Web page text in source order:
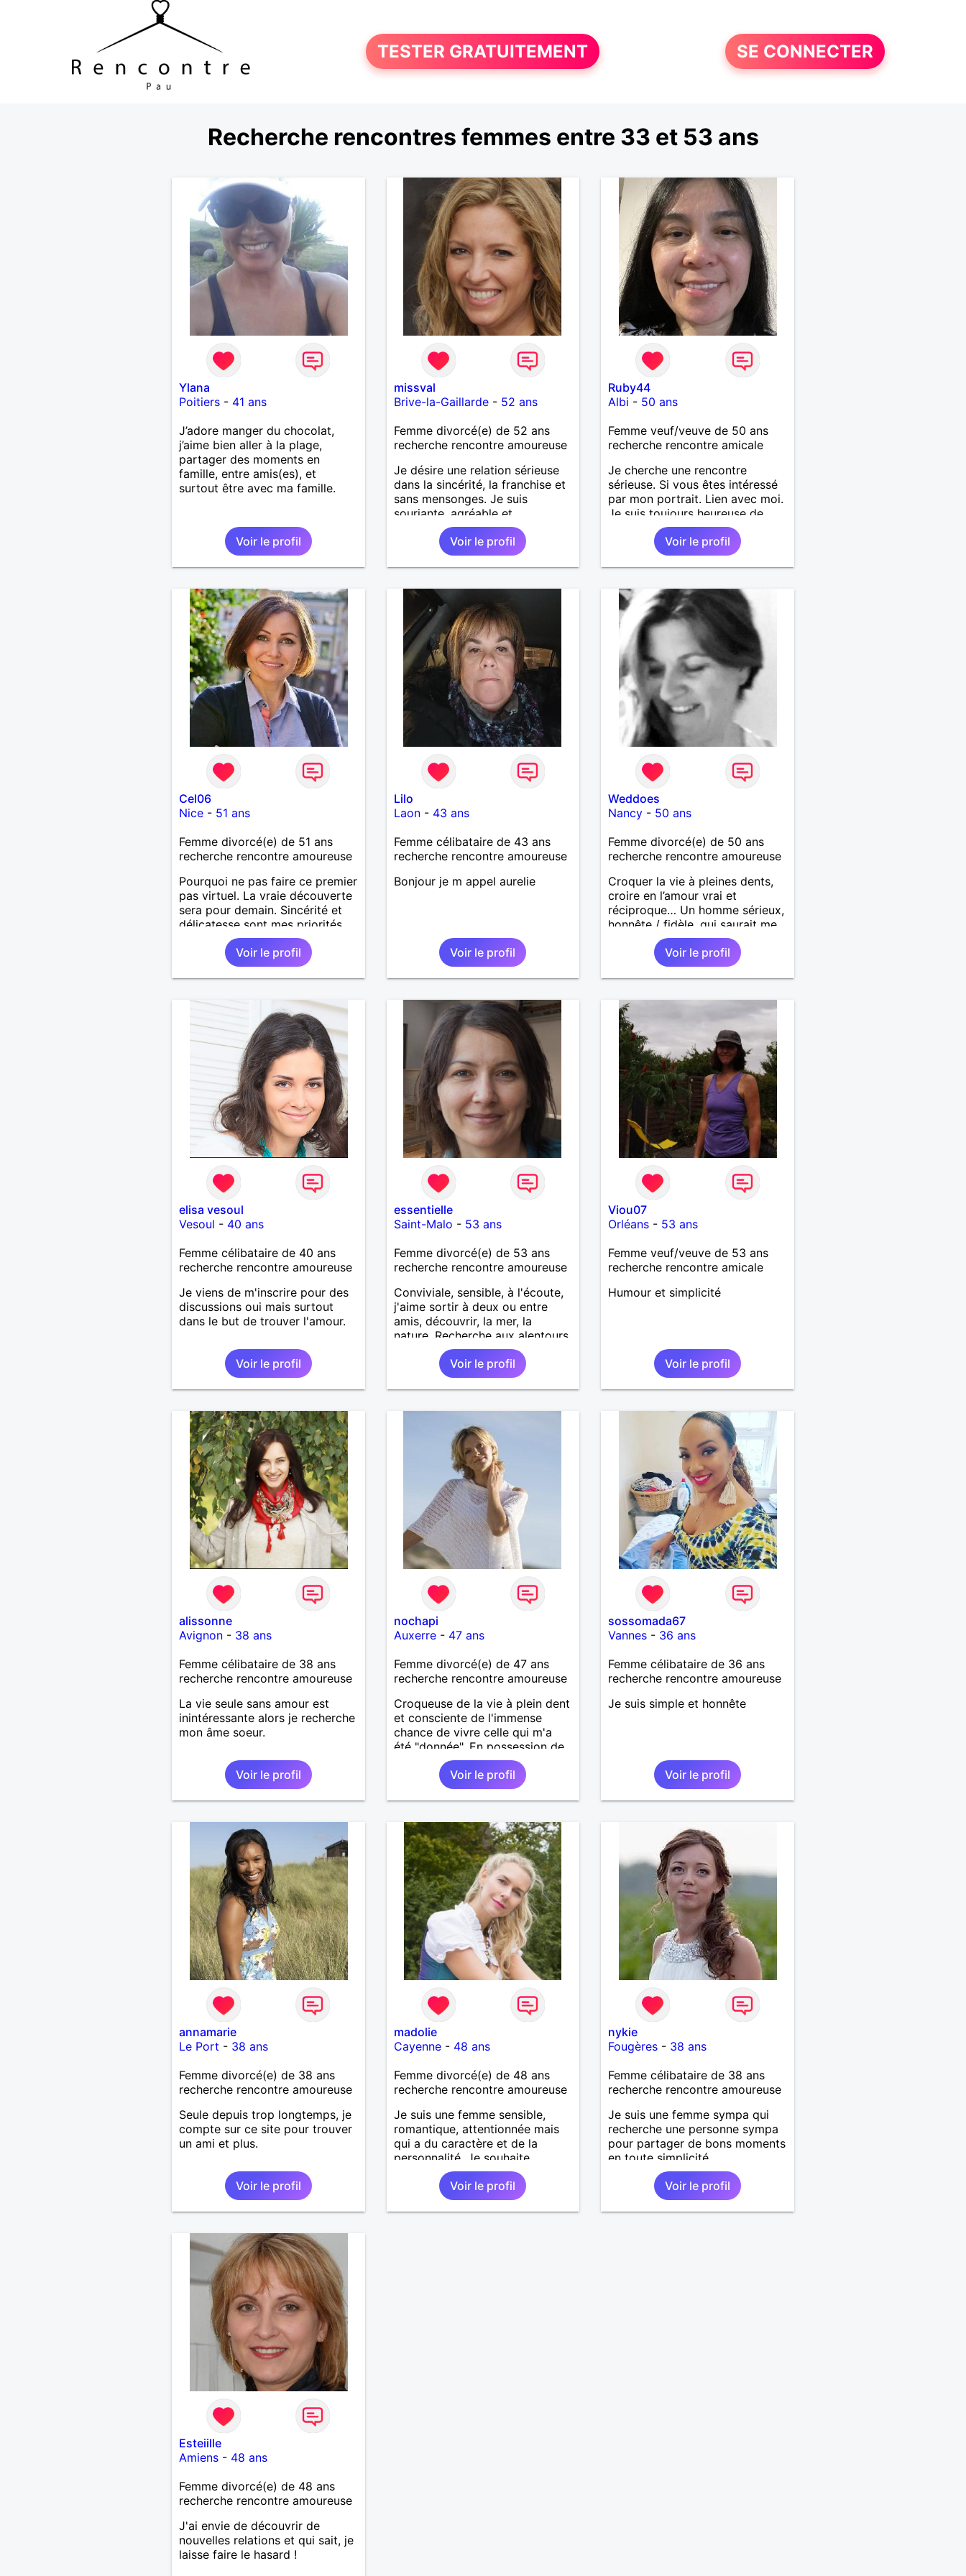
TESTER GRATUITEMENT SE CONNECTER
Recherche rencontres femmes entre 33 et 53 ans
Ylana
Poitiers- 41 ans
J’adore manger du chocolat,
j’aime bien aller à la plage,
partager des moments en
famille, entre amis(es), et
surtout être avec ma famille.
Voir le profil
missval
Brive-la-Gaillarde- 52 ans
Femme divorcé(e) de 52 ans
recherche rencontre amoureuse
Je désire une relation sérieuse
dans la sincérité, la franchise et
sans mensonges. Je suis
souriante, agréable et
respectueuse tout en désirant
passer de bons moments de
complicité avec un homme
voulant aller dans la même
Voir le profil
Ruby44
Albi - 50 ans
Femme veuf/veuve de 50 ans
recherche rencontre amicale
Je cherche une rencontre
sérieuse. Si vous êtes intéressé
par mon portrait. Lien avec moi.
Je suis toujours heureuse de
vous accueillir.
Voir le profil
Cel06
Nice- 51 ans
Femme divorcé(e) de 51 ans
recherche rencontre amoureuse
Pourquoi ne pas faire ce premier
pas virtuel. La vraie découverte
sera pour demain. Sincérité et
délicatesse sont mes priorités.
Voir le profil
Lilo
Laon- 43 ans
Femme célibataire de 43 ans
recherche rencontre amoureuse
Bonjour je m appel aurelie
Voir le profil
Weddoes
Nancy - 50 ans
Femme divorcé(e) de 50 ans
recherche rencontre amoureuse
Croquer la vie à pleines dents,
croire en l’amour vrai et
réciproque… Un homme sérieux,
honnête / fidèle, qui saurait me
faire rire à nouveau, est le bien
Voir le profil
elisa vesoul
Vesoul - 40 ans
Femme célibataire de 40 ans
recherche rencontre amoureuse
Je viens de m'inscrire pour des
discussions oui mais surtout
dans le but de trouver l'amour.
Voir le profil
essentielle
Saint-Malo - 53 ans
Femme divorcé(e) de 53 ans
recherche rencontre amoureuse
Conviviale, sensible, à l'écoute,
j'aime sortir à deux ou entre
amis, découvrir, la mer, la
nature. Recherche aux alentours
de Saint-Malo
Voir le profil
Viou07
Orléans - 53 ans
Femme veuf/veuve de 53 ans
recherche rencontre amicale
Humour et simplicité
Voir le profil
alissonne
Avignon- 38 ans
Femme célibataire de 38 ans
recherche rencontre amoureuse
La vie seule sans amour est
inintéressante alors je recherche
mon âme soeur.
Voir le profil
nochapi
Auxerre- 47 ans
Femme divorcé(e) de 47 ans
recherche rencontre amoureuse
Croqueuse de la vie à plein dent
et consciente de l'immense
chance de vivre celle qui m'a
été "donnée". En possession de
toutes ses facultés mentales et
physiques. Célibataire mais pas
solitaire, je mène une vie bien
remplie. Je ne suis pas sur ce
représentatrice de la Femme
Divorcée Mal dans sa peau. A
bientôt.
Voir le profil
sossomada67
Vannes - 36 ans
Femme célibataire de 36 ans
recherche rencontre amoureuse
Je suis simple et honnête
Voir le profil
annamarie
Le Port - 38 ans
Femme divorcé(e) de 38 ans
recherche rencontre amoureuse
Seule depuis trop longtemps, je
compte sur ce site pour trouver
un ami et plus.
Voir le profil
madolie
Cayenne- 48 ans
Femme divorcé(e) de 48 ans
recherche rencontre amoureuse
Je suis une femme sensible,
romantique, attentionnée mais
qui a du caractère et de la
personnalité. Je souhaite
rencontrer un homme même
Voir le profil
nykie
Fougères - 38 ans
Femme célibataire de 38 ans
recherche rencontre amoureuse
Je suis une femme sympa qui
recherche une personne sympa
pour partager de bons moments
en toute simplicité.
Voir le profil
Esteiille
Amiens- 48 ans
Femme divorcé(e) de 48 ans
recherche rencontre amoureuse
J'ai envie de découvrir de
nouvelles relations et qui sait, je
laisse faire le hasard !